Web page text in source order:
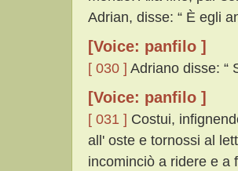
Adrian, disse: “ È egli
[Voice: panfilo ]
[ 030 ] Adriano disse: “
[Voice: panfilo ]
[ 031 ] Costui,
all' oste e tornossi al
incominciò a ridere e